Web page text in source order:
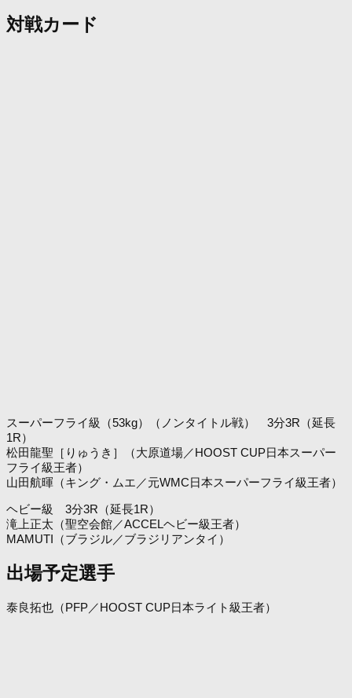
対戦カード
スーパーフライ級（53kg）（ノンタイトル戦） 3分3R（延長
1R）
松田龍聖［りゅうき］（大原道場／HOOST CUP日本スーパー
フライ級王者）
山田航暉（キング・ムエ／元WMC日本スーパーフライ級王者）
ヘビー級 3分3R（延長1R）
滝上正太（聖空会館／ACCELヘビー級王者）
MAMUTI（ブラジル／ブラジリアンタイ）
出場予定選手
泰良拓也（PFP／HOOST CUP日本ライト級王者）